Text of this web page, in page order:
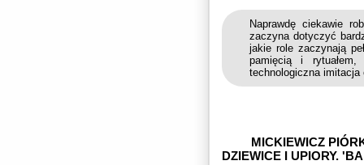
Naprawdę ciekawie
zaczyna dotyczyć
jakie role zaczynają
pamięcią i
technologiczna imitacja
MICKIEWICZ
DZIEWICE I UPIORY.